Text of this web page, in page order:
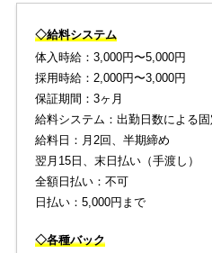
◇給料システム
体入時給：3,000円〜5,000円
採用時給：2,000円〜3,000円
保証期間：3ヶ月
給料システム：出勤日数による
給料日：月2回、半期締め
翌月15日、末日払い（手渡し）
全額日払い：不可
日払い：5,000円まで
◇各種バック